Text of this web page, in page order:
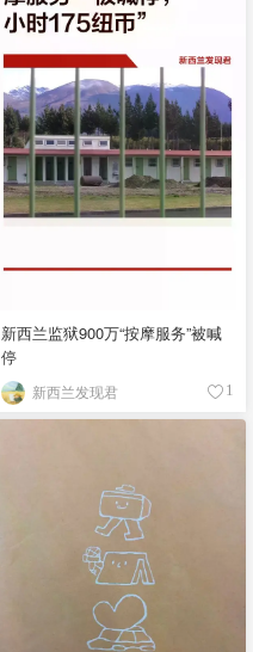
新西兰监狱900万“按摩服务”被喊
停
新西兰发现君 1